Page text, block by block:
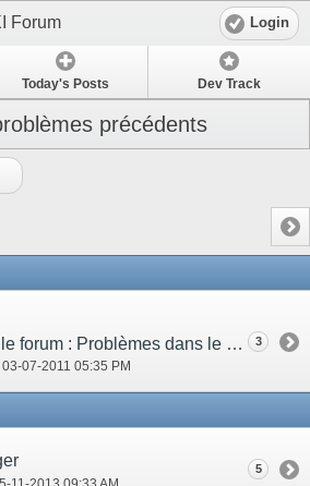
Forum Login
Today's Posts Dev Track
précédents
Bienvenue sur le forum : Problèmes dans le jeu !
03-07-2011 05:35 PM
3
5